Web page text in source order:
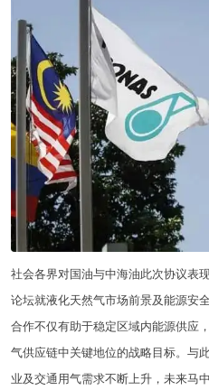
社会各界对国油与中海油此次协议表
论坛就液化天然气市场前景及能源安
合作不仅有助于稳定区域内能源供应
气供应链中关键地位的战略目标。与
业及交通用气需求不断上升，未来马